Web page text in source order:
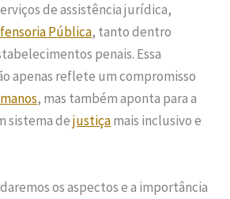
de assistência jurídica,
Pública, tanto dentro
penais. Essa
apenas reflete um compromisso
, mas também aponta para a
sistema dejustiçamais inclusivo e
os aspectos e a importância